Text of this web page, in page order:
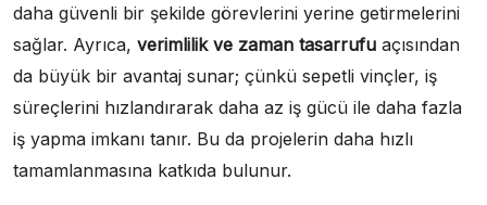
daha güvenli bir şekilde görevlerini yerine getirmelerini
sağlar. Ayrıca, verimlilik ve zaman tasarrufu açısından
da büyük bir avantaj sunar; çünkü sepetli vinçler, iş
süreçlerini hızlandırarak daha az iş gücü ile daha fazla
iş yapma imkanı tanır. Bu da projelerin daha hızlı
tamamlanmasına katkıda bulunur.